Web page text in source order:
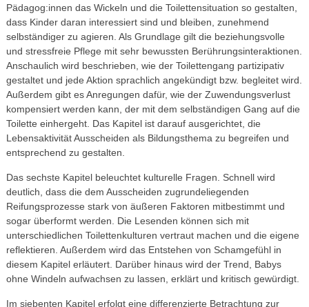
Pädagog:innen das Wickeln und die Toilettensituation so gestalten,
dass Kinder daran interessiert sind und bleiben, zunehmend
selbständiger zu agieren. Als Grundlage gilt die beziehungsvolle
und stressfreie Pflege mit sehr bewussten Berührungsinteraktionen.
Anschaulich wird beschrieben, wie der Toiletten­gang partizipativ
gestaltet und jede Aktion sprachlich angekündigt bzw. begleitet wird.
Außer­dem gibt es Anregungen dafür, wie der Zuwendungsverlust
kompensiert werden kann, der mit dem selbständigen Gang auf die
Toilette einhergeht. Das Kapitel ist darauf ausgerichtet, die
Lebensaktivität Ausscheiden als Bildungsthema zu begreifen und
entsprechend zu gestalten.
Das sechste Kapitel beleuchtet kulturelle Fragen. Schnell wird
deutlich, dass die dem Ausscheiden zugrundeliegenden
Reifungsprozesse stark von äußeren Faktoren mitbestimmt und
sogar überformt werden. Die Lesenden können sich mit
unterschiedlichen Toilettenkulturen vertraut machen und die eigene
reflektieren. Außerdem wird das Entstehen von Schamgefühl in
diesem Kapitel erläutert. Darüber hinaus wird der Trend, Babys
ohne Windeln aufwachsen zu lassen, erklärt und kritisch gewürdigt.
Im siebenten Kapitel erfolgt eine differenzierte Betrachtung zur